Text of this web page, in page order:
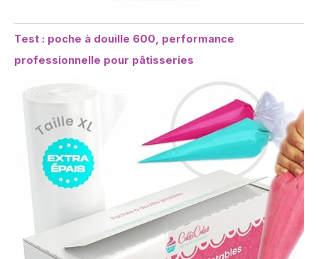
Test : poche à douille 600, performance
professionnelle pour pâtisseries